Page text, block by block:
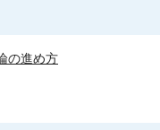
の進め方